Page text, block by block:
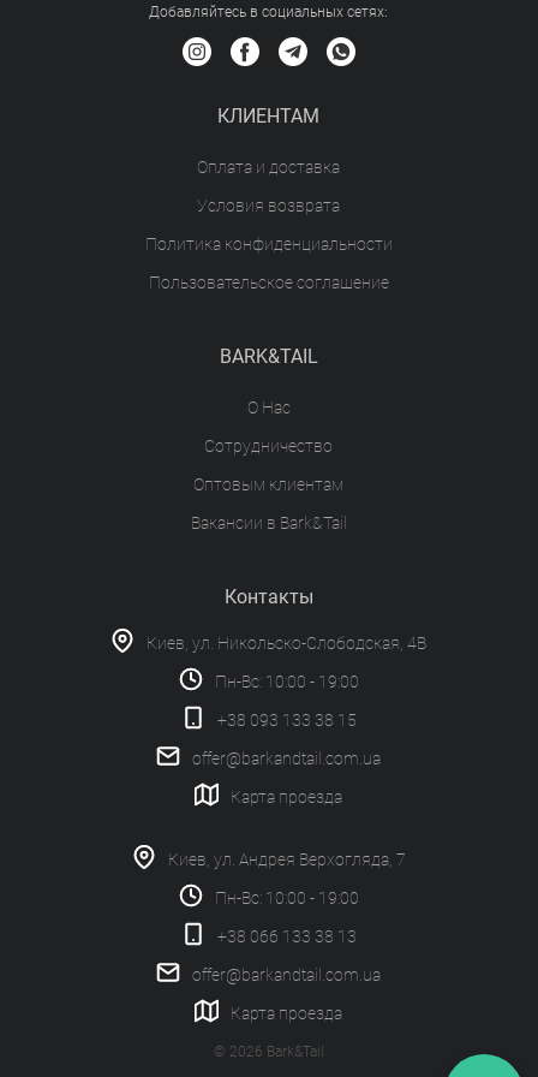
Добавляйтесь в социальных сетяx:
КЛИЕНТАМ
Оплата и доставка
Условия возврата
Политика конфиденциальности
Пользовательское соглашение
BARK&TAIL
О Нас
Сотрудничество
Оптовым клиентам
Вакансии в Bark&Tail
Контакты
Киев, ул. Никольско-Слободская, 4В
Пн-Вс: 10:00 - 19:00
+38 093 133 38 15
offer@barkandtail.com.ua
Карта проезда
Киев, ул. Андрея Верхогляда, 7
Пн-Вс: 10:00 - 19:00
+38 066 133 38 13
offer@barkandtail.com.ua
Карта проезда
© 2026 Bark&Tail